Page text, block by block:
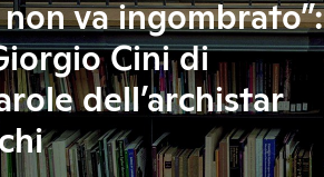
va ingombrato”:
Cini di
dell’archistar